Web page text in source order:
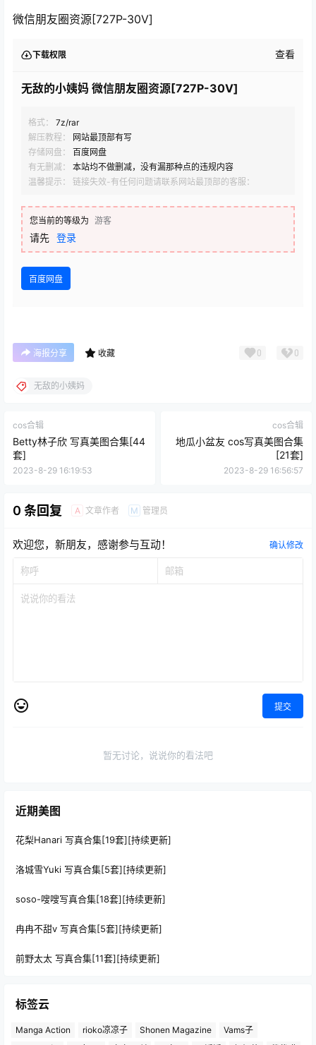
微信朋友圈资源[727P-30V]
下载权限 查看
无敌的小姨妈 微信朋友圈资源[727P-30V]
格式：
7z/rar
解压教程：
网站最顶部有写
存储网盘：
百度网盘
有无删减：
本站均不做删减，没有漏那种点的违规内容
温馨提示： 链接失效-有任何问题请联系网站最顶部的客服：
您当前的等级为 游客
请先 登录
百度网盘
海报分享 收藏 0 0
无敌的小姨妈
cos合辑
Betty林子欣 写真美图合集[44
套]
2023-8-29 16:19:53
cos合辑
地瓜小盆友 cos写真美图合集
[21套]
2023-8-29 16:56:57
0 条回复 A 文章作者 M 管理员
欢迎您，新朋友，感谢参与互动！ 确认修改
提交
暂无讨论，说说你的看法吧
近期美图
花梨Hanari 写真合集[19套][持续更新]
洛城雪Yuki 写真合集[5套][持续更新]
soso-嗖嗖写真合集[18套][持续更新]
冉冉不甜v 写真合集[5套][持续更新]
前野太太 写真合集[11套][持续更新]
标签云
Manga Action rioko凉凉子 Shonen Magazine
Vams子